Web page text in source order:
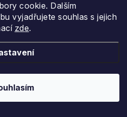
cookie. Dalším
vyjadřujete souhlas s jejich
zde.